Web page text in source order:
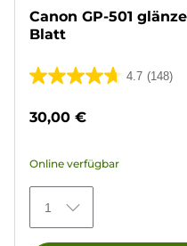
Canon GP-501
Blatt
4.7 (148)
4.7
5
148
Bewertungen
30,00 €
Online verfügbar
1